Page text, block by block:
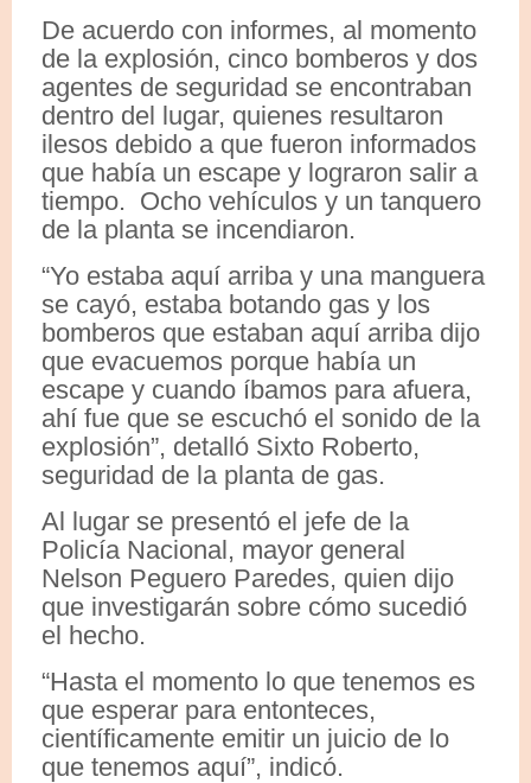
De acuerdo con informes, al momento
de la explosión, cinco bomberos y dos
agentes de seguridad se encontraban
dentro del lugar, quienes resultaron
ilesos debido a que fueron informados
que había un escape y lograron salir a
tiempo. Ocho vehículos y un tanquero
de la planta se incendiaron.
“Yo estaba aquí arriba y una manguera
se cayó, estaba botando gas y los
bomberos que estaban aquí arriba dijo
que evacuemos porque había un
escape y cuando íbamos para afuera,
ahí fue que se escuchó el sonido de la
explosión”, detalló Sixto Roberto,
seguridad de la planta de gas.
Al lugar se presentó el jefe de la
Policía Nacional, mayor general
Nelson Peguero Paredes, quien dijo
que investigarán sobre cómo sucedió
el hecho.
“Hasta el momento lo que tenemos es
que esperar para entonteces,
científicamente emitir un juicio de lo
que tenemos aquí”, indicó.